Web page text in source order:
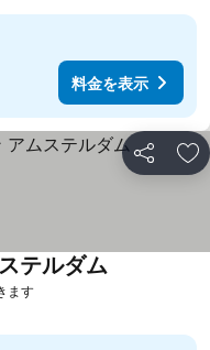
料金を表示
シェア お
ます
テルダム